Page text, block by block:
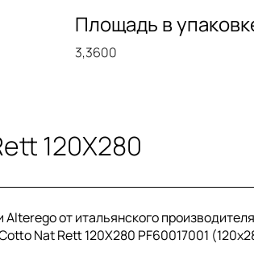
Площадь в
3,3600
120X280
от итальянского
Nat Rett 120X280 PF60017001